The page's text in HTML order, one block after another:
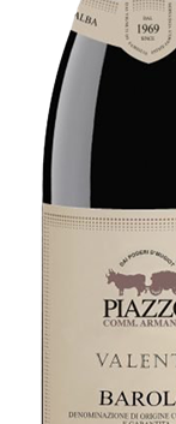
ØKOLOGISK VIN
VINE MED AWARDS
VIS KURV (0,00 DKK)
PRISLISTE
VILKÅR
NYHEDSBREV
TILBUD